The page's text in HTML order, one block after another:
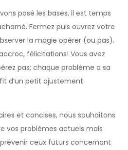
posé les bases, il est temps
Fermez puis ouvrez votre
la magie opérer (ou pas).
félicitations! Vous avez
pas; chaque problème a sa
d’un petit ajustement
et concises, nous souhaitons
vos problèmes actuels mais
ceux futurs concernant